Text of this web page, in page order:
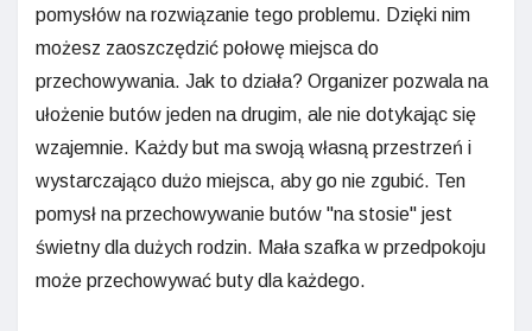
pomysłów na rozwiązanie tego problemu. Dzięki nim
możesz zaoszczędzić połowę miejsca do
przechowywania. Jak to działa? Organizer pozwala na
ułożenie butów jeden na drugim, ale nie dotykając się
wzajemnie. Każdy but ma swoją własną przestrzeń i
wystarczająco dużo miejsca, aby go nie zgubić. Ten
pomysł na przechowywanie butów "na stosie" jest
świetny dla dużych rodzin. Mała szafka w przedpokoju
może przechowywać buty dla każdego.